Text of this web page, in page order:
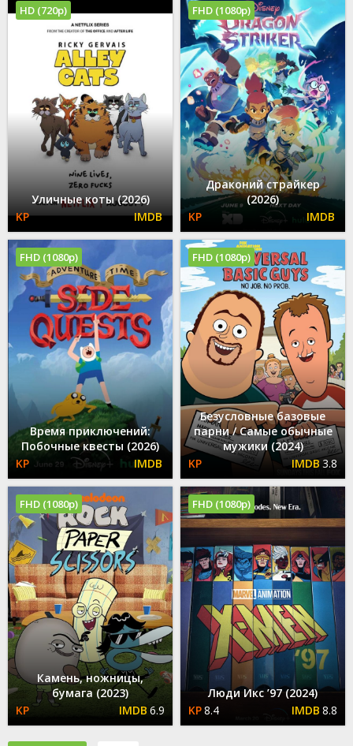
Уличные коты (2026)
HD (720p)
Драконий страйкер
(2026)
FHD (1080p)
Время приключений:
Побочные квесты (2026)
FHD (1080p)
Безусловные базовые
парни / Самые обычные
мужики (2024)
3.8
FHD (1080p)
Камень, ножницы,
бумага (2023)
6.9
FHD (1080p)
Люди Икс ’97 (2024)
8.4
8.8
FHD (1080p)